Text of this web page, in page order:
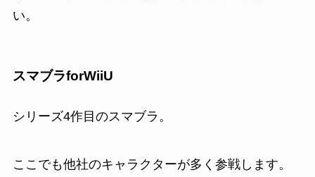
い。
スマブラforWiiU
シリーズ4作目のスマブラ。
ここでも他社のキャラクターが多く参戦します。